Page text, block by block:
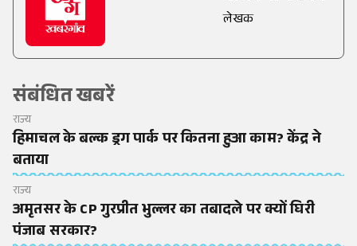
लेखक
संबंधित खबरें
राज्य
हिमाचल के बल्क ड्रग पार्क पर कितना हुआ काम? केंद्र ने
बताया
राज्य
अमृतसर के CP गुरप्रीत भुल्लर का तबादले पर क्यों घिरी
पंजाब सरकार?